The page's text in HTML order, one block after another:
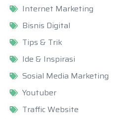
Internet Marketing
Bisnis Digital
Tips & Trik
Ide & Inspirasi
Sosial Media Marketing
Youtuber
Traffic Website